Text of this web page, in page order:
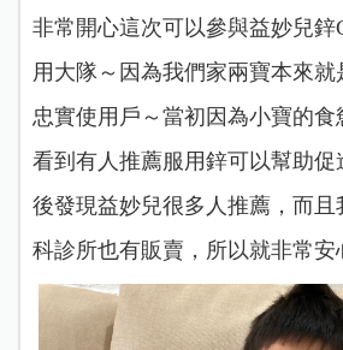
非常開心這次可以參與益妙兒
用大隊～因為我們家兩寶本來
忠實使用戶～當初因為小寶的食
看到有人推薦服用鋅可以幫助
後發現益妙兒很多人推薦，而且
科診所也有販賣，所以就非常安